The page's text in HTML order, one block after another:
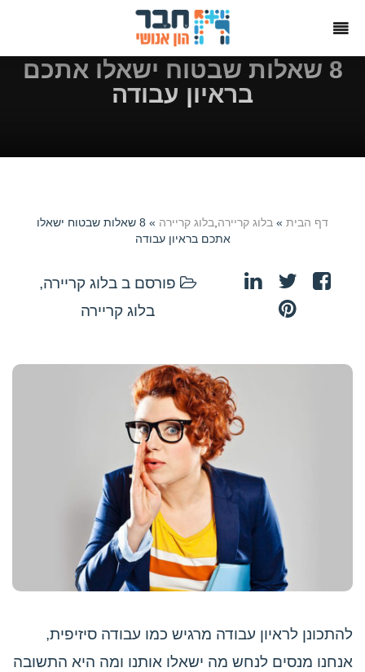
8 שאלות שבטוח ישאלו אתכם
בראיון עבודה
דף הבית » בלוג קריירה בלוג קריירה
» 8 שאלות שבטוח ישאלו
אתכם בראיון עבודה
פורסם ב בלוג קריירה,
בלוג קריירה
להתכונן לראיון עבודה מרגיש כמו עבודה סיזיפית,
אנחנו מנסים לנחש מה ישאלו אותנו ומה היא התשובה